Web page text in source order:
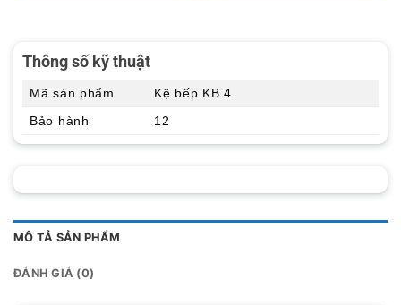
MÔ TẢ SẢN PHẨM
ĐÁNH GIÁ (0)
Thông số kỹ thuật
Mã sản phẩm
Kệ bếp KB 4
Bảo hành
12